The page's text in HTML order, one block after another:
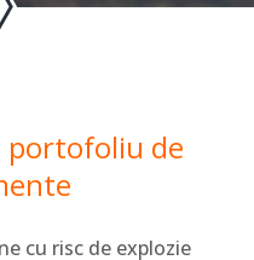
portofoliu de
cu risc de explozie